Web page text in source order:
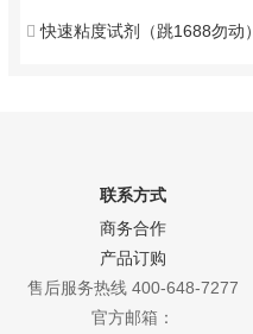
快速粘度试剂（跳1688勿动）
联系方式
商务合作
产品订购
售后服务热线 400-648-7277
官方邮箱：